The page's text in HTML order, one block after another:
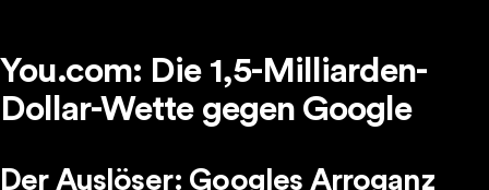
You.com: Die 1,5-Milliarden-
Dollar-Wette gegen Google
Der Auslöser: Googles Arroganz